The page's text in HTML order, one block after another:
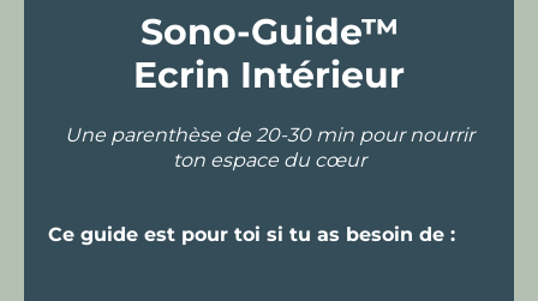
Sono-Guide™
Ecrin Intérieur
Une parenthèse de 20-30 min pour nourrir
ton espace du cœur
Ce guide est pour toi si tu as besoin de :